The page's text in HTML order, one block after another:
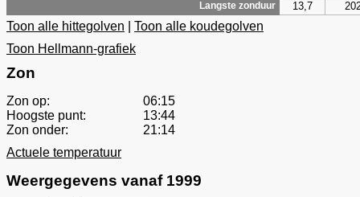
Langste zonduur 13,7
Toon alle hittegolven
Toon alle koudegolven
Toon Hellmann-grafiek
Zon
Zon op:
06:15
Hoogste punt:
13:44
Zon onder:
21:14
Actuele temperatuur
Weergegevens vanaf 1999